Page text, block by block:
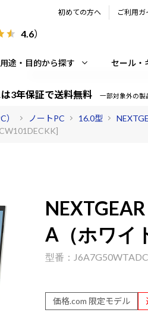
4.6）
初めての方へ ご利用ガ
用途・目的から探す セール・
3年保証で送料無料 一部対象外の製
） ノートPC 16.0型
A（ホワイ
価格.com 限定モデル